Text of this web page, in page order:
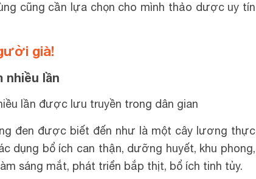
cũng cần lựa chọn cho mình thảo dược uy tín
già!
nhiều lần
lần được lưu truyền trong dân gian
đen được biết đến như là một cây lương thực
dụng bổ ích can thận, dưỡng huyết, khu phong,
sáng mắt, phát triển bắp thịt, bổ ích tinh tủy.